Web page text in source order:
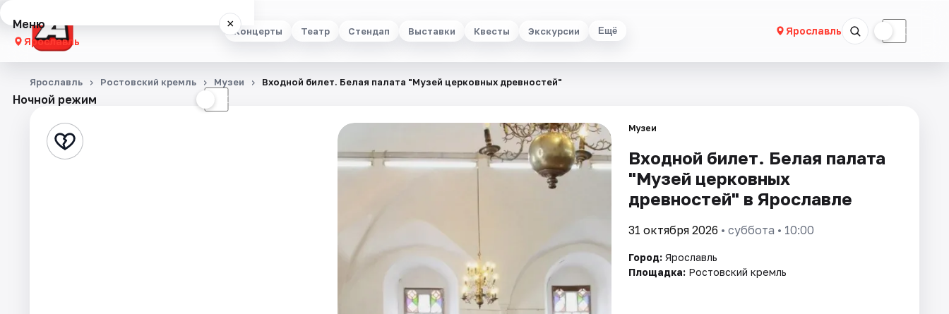
Концерты Театр Стендап Выставки Квесты Экскурсии Ещё Ярославль ☾
Меню ×
Ярославль
Концерты
Стендап
Ночной режим ☾
Ярославль Ростовский кремль Музеи Входной билет. Белая палата "Музей церковных древностей"
Музеи
Входной билет. Белая палата
"Музей церковных
древностей" в Ярославле
31 октября 2026 • суббота • 10:00
Город: Ярославль
Площадка: Ростовский кремль